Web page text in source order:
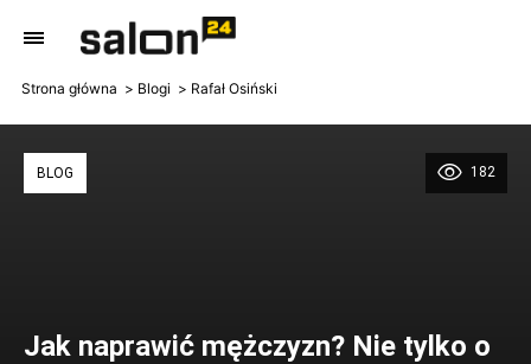
Strona główna Blogi Rafał Osiński
182
BLOG
Jak naprawić mężczyzn? Nie tylko o